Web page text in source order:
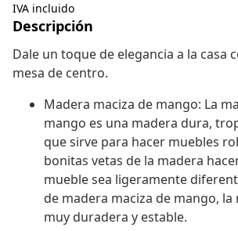
IVA incluido
Descripción
Dale un toque de elegancia a la casa
mesa de centro.
Madera maciza de mango: La
mango es una madera dura,
que sirve para hacer muebles
bonitas vetas de la madera
mueble sea ligeramente
de madera maciza de mango, la
muy duradera y estable.